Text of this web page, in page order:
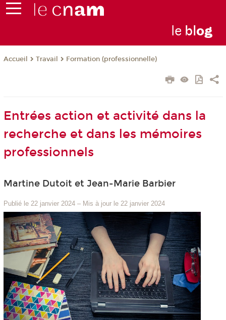
le blog
Accueil Travail Formation (professionnelle)
Entrées action et activité dans la
recherche et dans les mémoires
professionnels
Martine Dutoit et Jean-Marie Barbier
Publié le 22 janvier 2024 – Mis à jour le 22 janvier 2024